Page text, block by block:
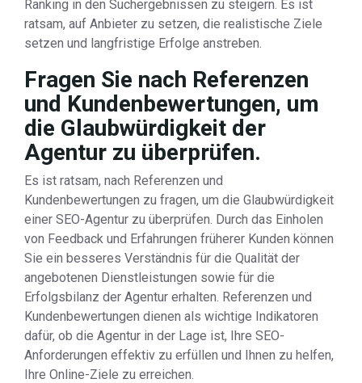
Ranking in den Suchergebnissen zu steigern. Es ist
ratsam, auf Anbieter zu setzen, die realistische Ziele
setzen und langfristige Erfolge anstreben.
Fragen Sie nach Referenzen
und Kundenbewertungen, um
die Glaubwürdigkeit der
Agentur zu überprüfen.
Es ist ratsam, nach Referenzen und
Kundenbewertungen zu fragen, um die Glaubwürdigkeit
einer SEO-Agentur zu überprüfen. Durch das Einholen
von Feedback und Erfahrungen früherer Kunden können
Sie ein besseres Verständnis für die Qualität der
angebotenen Dienstleistungen sowie für die
Erfolgsbilanz der Agentur erhalten. Referenzen und
Kundenbewertungen dienen als wichtige Indikatoren
dafür, ob die Agentur in der Lage ist, Ihre SEO-
Anforderungen effektiv zu erfüllen und Ihnen zu helfen,
Ihre Online-Ziele zu erreichen.